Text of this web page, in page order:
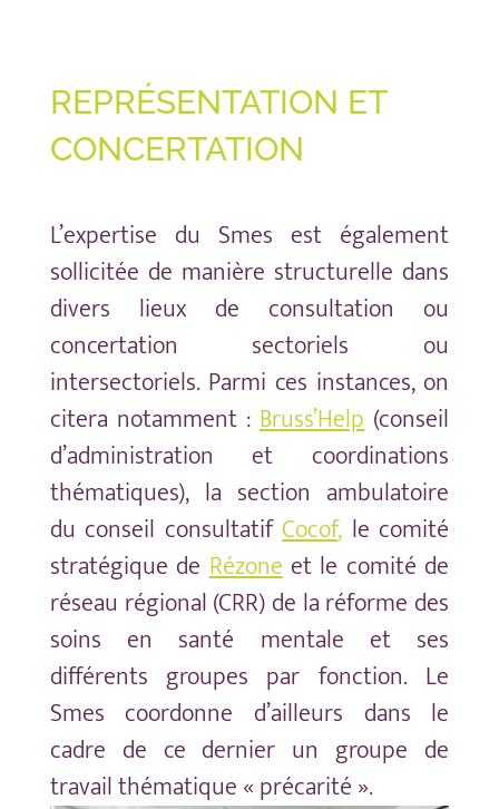
REPRÉSENTATION ET
CONCERTATION
L’expertise du Smes est également
sollicitée de manière structurelle dans
divers lieux de consultation ou
concertation sectoriels ou
intersectoriels. Parmi ces instances, on
citera notamment :Bruss’Help(conseil
d’administration et coordinations
thématiques), la section ambulatoire
du conseil consultatifCocof, le comité
stratégique deRézoneet le comité de
réseau régional (CRR) de la réforme des
soins en santé mentale et ses
différents groupes par fonction. Le
Smes coordonne d’ailleurs dans le
cadre de ce dernier un groupe de
travail thématique « précarité ».